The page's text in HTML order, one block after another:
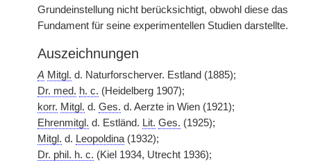
Grundeinstellung nicht berücksichtigt, obwohl diese das
Fundament für seine experimentellen Studien darstellte.
Auszeichnungen
A Mitgl. d. Naturforscherver. Estland (1885);
Dr. med. h. c. (Heidelberg 1907);
korr. Mitgl. d. Ges. d. Aerzte in Wien (1921);
Ehrenmitgl. d. Estländ. Lit. Ges. (1925);
Mitgl. d. Leopoldina (1932);
Dr. phil. h. c. (Kiel 1934, Utrecht 1936);